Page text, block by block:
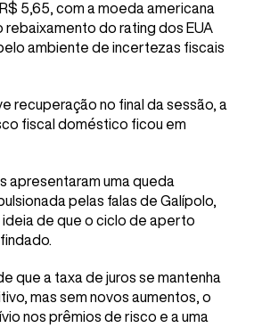
5,65, com a moeda americana
do rating dos EUA
ambiente de incertezas fiscais
recuperação no final da sessão, a
fiscal doméstico ficou em
apresentaram uma queda
pelas falas de Galípolo,
ideia de que o ciclo de aperto
que a taxa de juros se mantenha
mas sem novos aumentos, o
nos prêmios de risco e a uma